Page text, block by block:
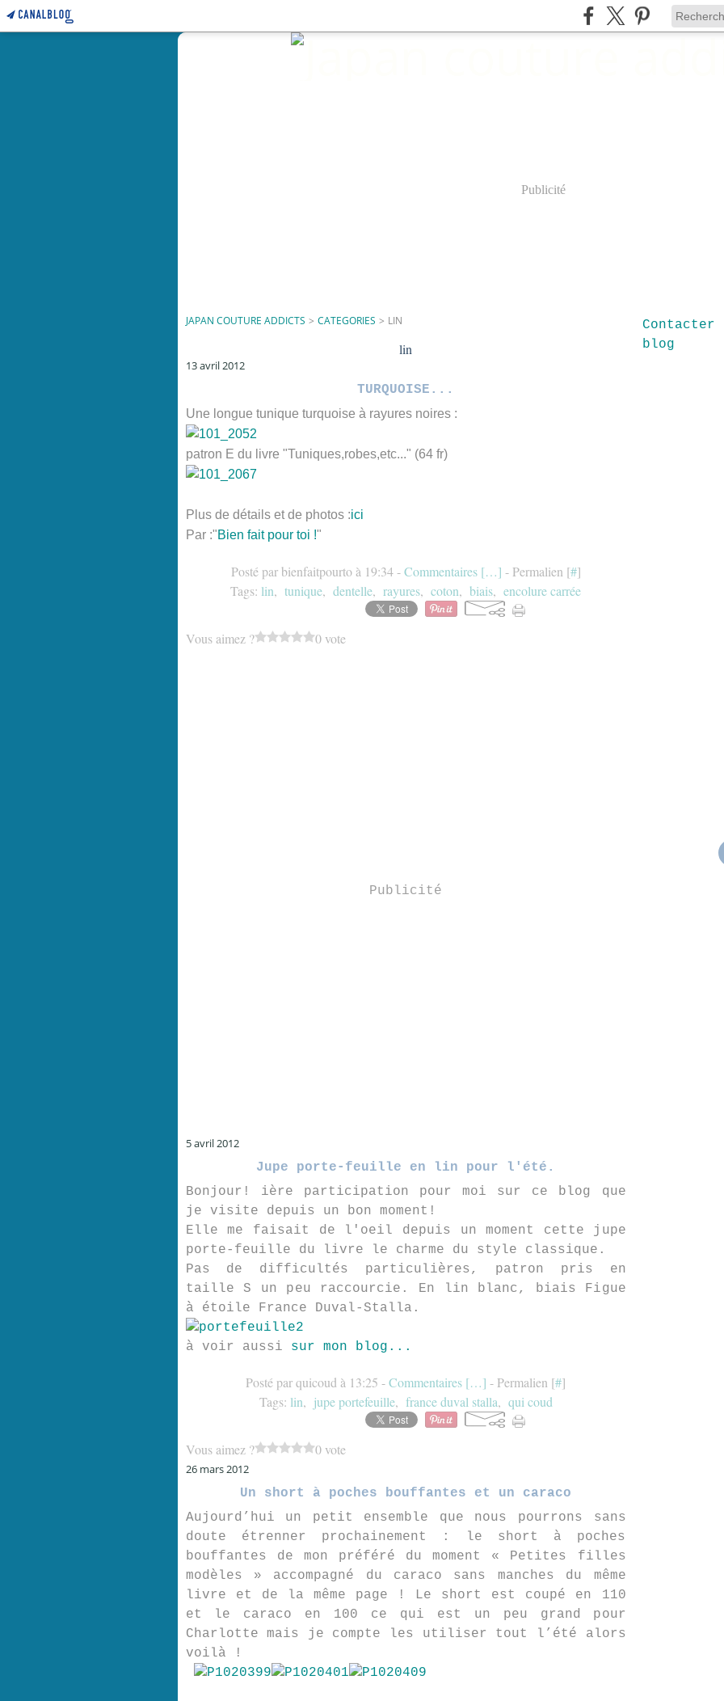
Publicité
JAPAN COUTURE ADDICTS > CATEGORIES > LIN
lin
13 avril 2012
TURQUOISE...
Une longue tunique turquoise à rayures noires :
patron E du livre "Tuniques,robes,etc..." (64 fr)
Plus de détails et de photos :ici
Par :"Bien fait pour toi !"
Posté par bienfaitpourto à 19:34 -Commentaires […] - Permalien [#]
Tags: lin, tunique, dentelle, rayures, coton, biais, encolure carrée
Vous aimez ? 0 vote
Publicité
5 avril 2012
Jupe porte-feuille en lin pour l'été.
Bonjour! ière participation pour moi sur ce blog que
je visite depuis un bon moment!
Elle me faisait de l'oeil depuis un moment cette jupe
porte-feuille du livre le charme du style classique.
Pas de difficultés particulières, patron pris en
taille S un peu raccourcie. En lin blanc, biais Figue
à étoile France Duval-Stalla.
à voir aussi sur mon blog...
Posté par quicoud à 13:25 -Commentaires […] - Permalien [#]
Tags: lin, jupe portefeuille, france duval stalla, qui coud
Vous aimez ? 0 vote
26 mars 2012
Un short à poches bouffantes et un caraco
Aujourd’hui un petit ensemble que nous pourrons sans
doute étrenner prochainement : le short à poches
bouffantes de mon préféré du moment « Petites filles
modèles » accompagné du caraco sans manches du même
livre et de la même page ! Le short est coupé en 110
et le caraco en 100 ce qui est un peu grand pour
Charlotte mais je compte les utiliser tout l’été alors
voilà !
blog